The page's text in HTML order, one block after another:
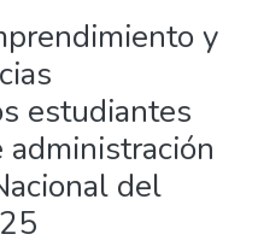
y
estudiantes
del